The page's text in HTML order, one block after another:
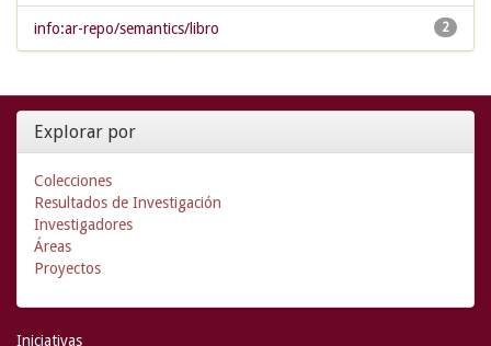
2
info:ar-repo/semantics/libro
Explorar por
Colecciones
Resultados de Investigación
Investigadores
Áreas
Proyectos
Iniciativas